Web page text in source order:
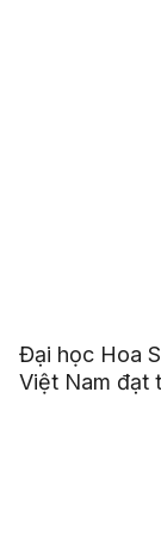
Đại học Hoa
Việt Nam đạt